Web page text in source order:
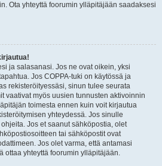
Ota yhteyttä foorumin ylläpitäjään saadaksesi
ja salasanasi. Jos ne ovat oikein, yksi
Jos COPPA-tuki on käytössä ja
rekisteröityessäsi, sinun tulee seurata
vaativat myös uusien tunnusten aktivoinnin
toimesta ennen kuin voit kirjautua
yhteydessä. Jos sinulle
Jos et saanut sähköpostia, olet
tai sähköpostit ovat
Jos olet varma, että antamasi
ottaa yhteyttä foorumin ylläpitäjään.